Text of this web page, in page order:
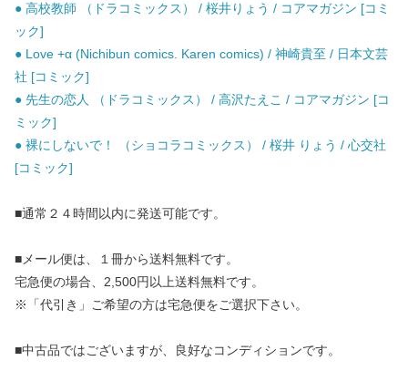
● 高校教師 （ドラコミックス） / 桜井りょう / コアマガジン [コミ
ック]
● Love +α (Nichibun comics. Karen comics) / 神崎貴至 / 日本文芸
社 [コミック]
● 先生の恋人 （ドラコミックス） / 高沢たえこ / コアマガジン [コ
ミック]
● 裸にしないで！ （ショコラコミックス） / 桜井 りょう / 心交社
[コミック]
■通常２４時間以内に発送可能です。
■メール便は、１冊から送料無料です。
宅急便の場合、2,500円以上送料無料です。
※「代引き」ご希望の方は宅急便をご選択下さい。
■中古品ではございますが、良好なコンディションです。